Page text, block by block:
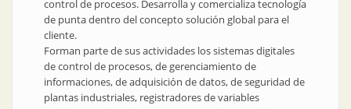
control de procesos. Desarrolla y comercializa tecnología
de punta dentro del concepto solución global para el
cliente.
Forman parte de sus actividades los sistemas digitales
de control de procesos, de gerenciamiento de
informaciones, de adquisición de datos, de seguridad de
plantas industriales, registradores de variables